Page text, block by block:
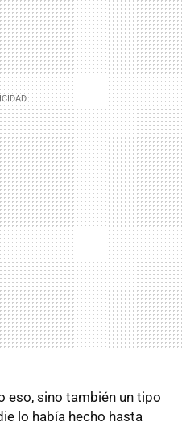
eso, sino también un tipo
lo había hecho hasta